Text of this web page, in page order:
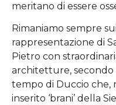
meritano di essere
Rimaniamo sempre
rappresentazione di
Pietro con
architetture, secondo
tempo di Duccio che,
inserito ‘brani’ della